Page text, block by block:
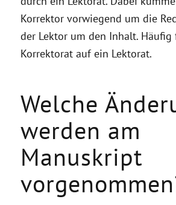
Korrektor vorwiegend um die
der Lektor um den Inhalt.
Korrektorat auf ein Lektorat.
Welche
werden am
Manuskript